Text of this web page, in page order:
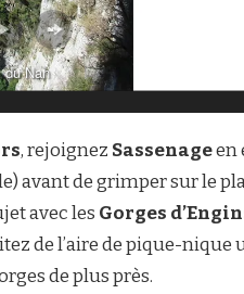
du Nan
, rejoignez Sassenageen
avant de grimper sur le
avec les Gorges
de l’aire de pique-nique
de plus près.